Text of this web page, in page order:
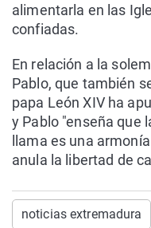
alimentarla en las
confiadas.
En relación a la
Pablo, que también
papa León XIV ha
y Pablo "enseña que
llama es una
anula la libertad de
noticias extremadura